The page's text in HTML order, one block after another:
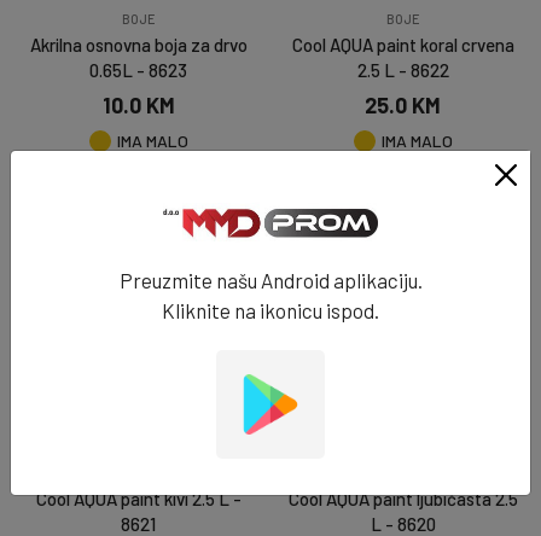
BOJE
Akrilna osnovna boja za drvo
0.65L - 8623
10.0 KM
IMA MALO
BOJE
Cool AQUA paint koral crvena
2.5 L - 8622
25.0 KM
IMA MALO
Cool AQUA paint kivi 2.5 L -
8621
Cool AQUA paint ljubičasta 2.5
L - 8620
Preuzmite našu Android aplikaciju.
Kliknite na ikonicu ispod.